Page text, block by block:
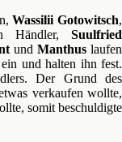
Wassilii Gotowitsch,
Händler, Suulfried
und Manthus laufen
und halten ihn fest.
Der Grund des
verkaufen wollte,
somit beschuldigte